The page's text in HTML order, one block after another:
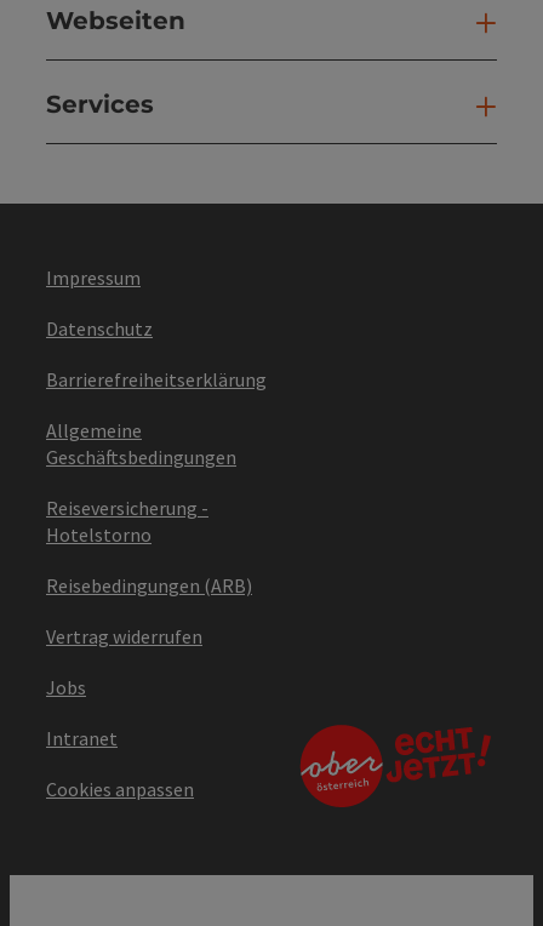
Webseiten
Services
Impressum
Datenschutz
Barrierefreiheitserklärung
Allgemeine
Geschäftsbedingungen
Reiseversicherung -
Hotelstorno
Reisebedingungen (ARB)
Vertrag widerrufen
Jobs
Intranet
Cookies anpassen